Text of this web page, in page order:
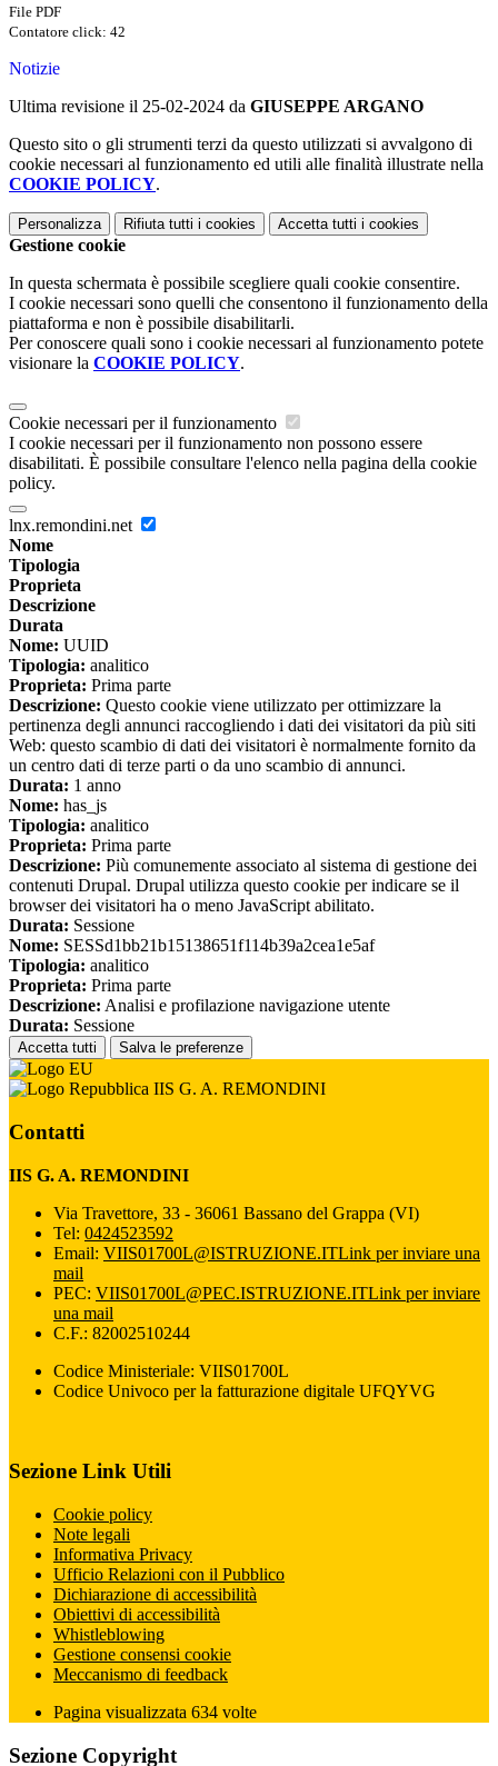
File PDF
Contatore click: 42
Notizie
Ultima revisione il 25-02-2024 da GIUSEPPE ARGANO
Questo sito o gli strumenti terzi da questo utilizzati si avvalgono di
cookie necessari al funzionamento ed utili alle finalità illustrate nella
COOKIE POLICY.
Personalizza Rifiuta tutti i cookies Accetta tutti i cookies
Gestione cookie
In questa schermata è possibile scegliere quali cookie consentire.
I cookie necessari sono quelli che consentono il funzionamento della
piattaforma e non è possibile disabilitarli.
Per conoscere quali sono i cookie necessari al funzionamento potete
visionare la COOKIE POLICY.
Cookie necessari per il funzionamento
I cookie necessari per il funzionamento non possono essere
disabilitati. È possibile consultare l'elenco nella pagina della cookie
policy.
lnx.remondini.net
Nome
Tipologia
Proprieta
Descrizione
Durata
Nome: UUID
Tipologia: analitico
Proprieta: Prima parte
Descrizione: Questo cookie viene utilizzato per ottimizzare la
pertinenza degli annunci raccogliendo i dati dei visitatori da più siti
Web: questo scambio di dati dei visitatori è normalmente fornito da
un centro dati di terze parti o da uno scambio di annunci.
Durata: 1 anno
Nome: has_js
Tipologia: analitico
Proprieta: Prima parte
Descrizione: Più comunemente associato al sistema di gestione dei
contenuti Drupal. Drupal utilizza questo cookie per indicare se il
browser dei visitatori ha o meno JavaScript abilitato.
Durata: Sessione
Nome: SESSd1bb21b15138651f114b39a2cea1e5af
Tipologia: analitico
Proprieta: Prima parte
Descrizione: Analisi e profilazione navigazione utente
Durata: Sessione
Accetta tutti Salva le preferenze
IIS G. A. REMONDINI
Contatti
IIS G. A. REMONDINI
Via Travettore, 33 - 36061 Bassano del Grappa (VI)
Tel: 0424523592
Email: VIIS01700L@ISTRUZIONE.ITLink per inviare una
mail
PEC: VIIS01700L@PEC.ISTRUZIONE.ITLink per inviare
una mail
C.F.: 82002510244
Codice Ministeriale: VIIS01700L
Codice Univoco per la fatturazione digitale UFQYVG
Sezione Link Utili
Cookie policy
Note legali
Informativa Privacy
Ufficio Relazioni con il Pubblico
Dichiarazione di accessibilità
Obiettivi di accessibilità
Whistleblowing
Gestione consensi cookie
Meccanismo di feedback
Pagina visualizzata 634 volte
Sezione Copyright